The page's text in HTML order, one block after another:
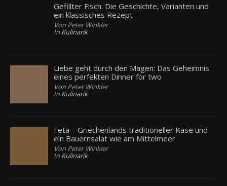
Gefillter Fisch: Die Geschichte, Varianten und
ein klassisches Rezept
Von Peter Winkler
In Kulinarik
Liebe geht durch den Magen: Das Geheimnis
eines perfekten Dinner for two
Von Peter Winkler
In Kulinarik
Feta – Griechenlands traditioneller Käse und
ein Bauernsalat wie am Mittelmeer
Von Peter Winkler
In Kulinarik